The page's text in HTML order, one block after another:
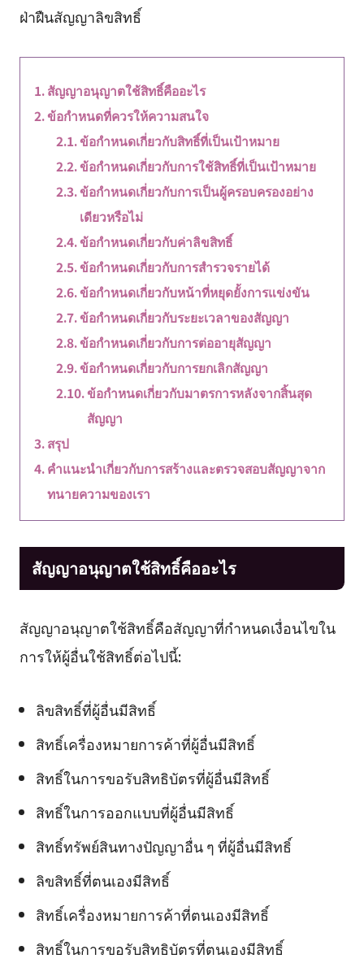
ฝ่าฝืนสัญญาลิขสิทธิ์
สัญญาอนุญาตใช้สิทธิ์คืออะไร
ข้อกำหนดที่ควรให้ความสนใจ
ข้อกำหนดเกี่ยวกับสิทธิ์ที่เป็นเป้าหมาย
ข้อกำหนดเกี่ยวกับการใช้สิทธิ์ที่เป็นเป้าหมาย
ข้อกำหนดเกี่ยวกับการเป็นผู้ครอบครองอย่าง
เดียวหรือไม่
ข้อกำหนดเกี่ยวกับค่าลิขสิทธิ์
ข้อกำหนดเกี่ยวกับการสำรวจรายได้
ข้อกำหนดเกี่ยวกับหน้าที่หยุดยั้งการแข่งขัน
ข้อกำหนดเกี่ยวกับระยะเวลาของสัญญา
ข้อกำหนดเกี่ยวกับการต่ออายุสัญญา
ข้อกำหนดเกี่ยวกับการยกเลิกสัญญา
ข้อกำหนดเกี่ยวกับมาตรการหลังจากสิ้นสุด
สัญญา
สรุป
คำแนะนำเกี่ยวกับการสร้างและตรวจสอบสัญญาจาก
ทนายความของเรา
สัญญาอนุญาตใช้สิทธิ์คืออะไร
สัญญาอนุญาตใช้สิทธิ์คือสัญญาที่กำหนดเงื่อนไขใน
การให้ผู้อื่นใช้สิทธิ์ต่อไปนี้:
ลิขสิทธิ์ที่ผู้อื่นมีสิทธิ์
สิทธิ์เครื่องหมายการค้าที่ผู้อื่นมีสิทธิ์
สิทธิ์ในการขอรับสิทธิบัตรที่ผู้อื่นมีสิทธิ์
สิทธิ์ในการออกแบบที่ผู้อื่นมีสิทธิ์
สิทธิ์ทรัพย์สินทางปัญญาอื่น ๆ ที่ผู้อื่นมีสิทธิ์
ลิขสิทธิ์ที่ตนเองมีสิทธิ์
สิทธิ์เครื่องหมายการค้าที่ตนเองมีสิทธิ์
สิทธิ์ในการขอรับสิทธิบัตรที่ตนเองมีสิทธิ์